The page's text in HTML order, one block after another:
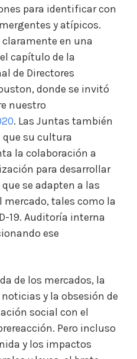
para identificar con
y atípicos.
en una
capítulo de la
de Directores
donde se invitó
nuestro
. Las Juntas también
que su cultura
la colaboración a
para desarrollar
se adapten a las
mercado, tales como la
19. Auditoría interna
ese
de los mercados, la
y la obsesión de
social con el
Pero incluso
y los impactos